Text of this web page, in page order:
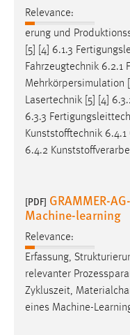
Relevance:
erung und
[5] [4] 6.1.3
Fahrzeugtechnik 6.2.1
Mehrkörpersimulation
Lasertechnik [5] [4]
6.3.3
Kunststofftechnik
6.4.2
[PDF] GRAMMER-
Machine-learning
Relevance:
Erfassung,
relevanter
Zykluszeit,
eines Machine-